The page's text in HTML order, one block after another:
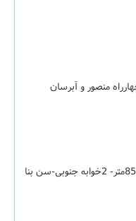
منصور و آبرسان
طبقه سوم-زيربنا 85متر- 2خوابه جنوبی-سن بنا